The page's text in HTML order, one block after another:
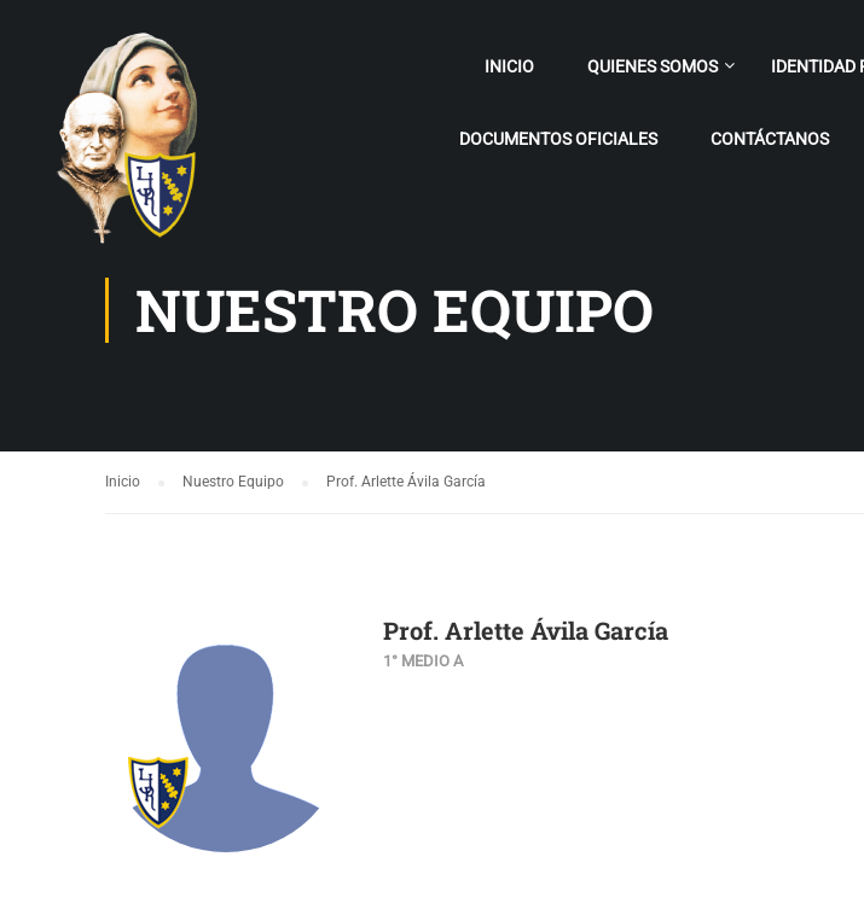
INICIO QUIENES SOMOS IDENTIDAD
DOCUMENTOS OFICIALES CONTÁCTANOS
NUESTRO EQUIPO
Inicio Nuestro Equipo Prof. Arlette Ávila García
Prof. Arlette Ávila García
1° MEDIO A